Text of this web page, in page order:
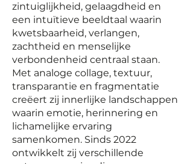
zintuiglijkheid, gelaagdheid en
een intuïtieve beeldtaal waarin
kwetsbaarheid, verlangen,
zachtheid en menselijke
verbondenheid centraal staan.
Met analoge collage, textuur,
transparantie en fragmentatie
creëert zij innerlijke landschappen
waarin emotie, herinnering en
lichamelijke ervaring
samenkomen. Sinds 2022
ontwikkelt zij verschillende